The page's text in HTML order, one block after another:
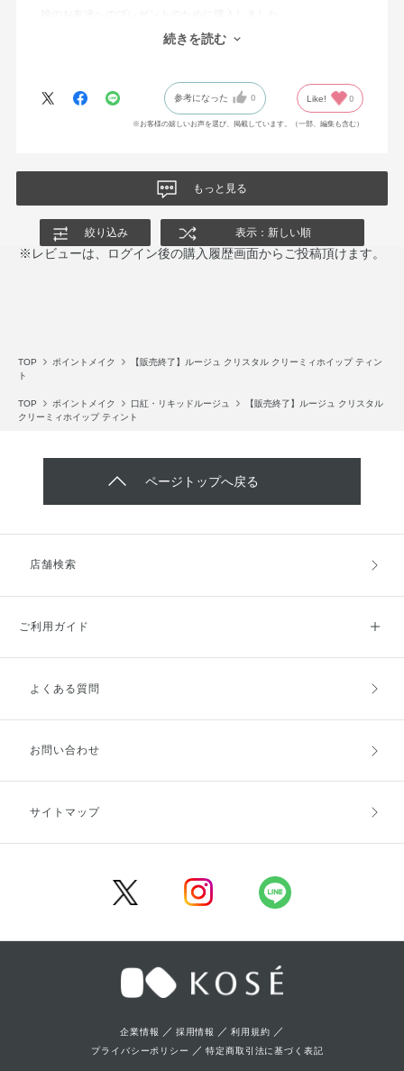
店頭に希望の色がなかったのでオンラインでたのみました。
続きを読む
参考になった 0 Like! 0
※お客様の嬉しいお声を選び、掲載しています。（一部、編集も含む）
もっと見る
絞り込み 表示：新しい順
※レビューは、ログイン後の購入履歴画面からご投稿頂けます。
TOP ポイントメイク
【販売終了】ルージュ クリスタル クリーミィホイップ ティン
ト
TOP ポイントメイク 口紅・リキッドルージュ
【販売終了】ルージュ クリスタル
クリーミィホイップ ティント
ページトップへ戻る
店舗検索
ご利用ガイド
ご利用ガイドトップ
お支払方法
キャンセル・返品・交換
よくある質問
お問い合わせ
サイトマップ
企業情報 ／ 採用情報 ／利用規約 ／
プライバシーポリシー ／特定商取引法に基づく表記